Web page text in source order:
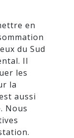
en
du Sud
Il
les
la
aussi
Nous